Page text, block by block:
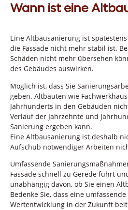
Wann ist eine
Eine Altbausanierung ist
die Fassade nicht mehr stabil ist.
Schäden nicht mehr übersehen
des Gebäudes auswirken.
Möglich ist, dass Sie
geben. Altbauten wie
Jahrhunderts in den Gebäuden
Verlauf der Jahrzehnte und
Sanierung ergeben kann.
Eine Altbausanierung ist deshalb
Aufschub notwendiger Arbeiten
Umfassende
Fassade schnell zu Gerede führt
unabhängig davon, ob Sie einen
Bedenke Sie, dass eine
Wertentwicklung in der Zukunft